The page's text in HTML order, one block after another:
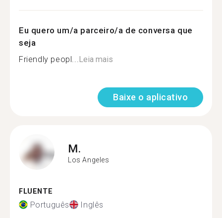
Eu quero um/a parceiro/a de conversa que
seja
Friendly peopl...Leia mais
Baixe o aplicativo
M.
Los Angeles
FLUENTE
Português Inglês